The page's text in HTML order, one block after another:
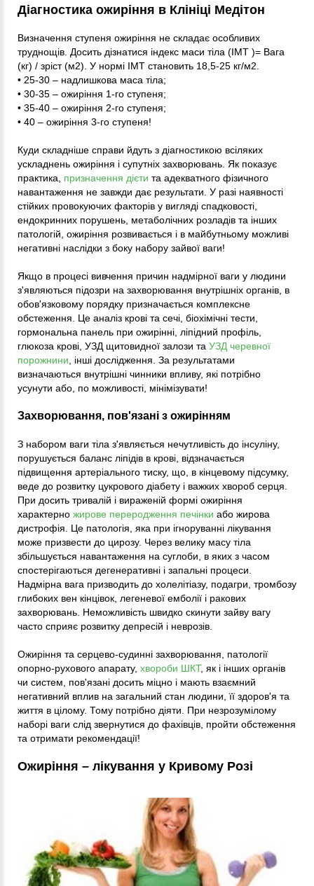
Діагностика ожиріння в Клініці Медітон
Визначення ступеня ожиріння не складає особливих
труднощів. Досить дізнатися індекс маси тіла (ІМТ )= Вага
(кг) / зріст (м2). У нормі ІМТ становить 18,5-25 кг/м2.
• 25-30 – надлишкова маса тіла;
• 30-35 – ожиріння 1-го ступеня;
• 35-40 – ожиріння 2-го ступеня;
• 40 – ожиріння 3-го ступеня!
Куди складніше справи йдуть з діагностикою всіляких
ускладнень ожиріння і супутніх захворювань. Як показує
практика, призначення дієти та адекватного фізичного
навантаження не завжди дає результати. У разі наявності
стійких провокуючих факторів у вигляді спадковості,
ендокринних порушень, метаболічних розладів та інших
патологій, ожиріння розвивається і в майбутньому можливі
негативні наслідки з боку набору зайвої ваги!
Якщо в процесі вивчення причин надмірної ваги у людини
з'являються підозри на захворювання внутрішніх органів, в
обов'язковому порядку призначається комплексне
обстеження. Це аналіз крові та сечі, біохімічні тести,
гормональна панель при ожирінні, ліпідний профіль,
глюкоза крові, УЗД щитовидної залози та УЗД черевної
порожнини , інші дослідження. За результатами
визначаються внутрішні чинники впливу, які потрібно
усунути або, по можливості, мінімізувати!
Захворювання, пов'язані з ожирінням
З набором ваги тіла з'являється нечутливість до інсуліну,
порушується баланс ліпідів в крові, відзначається
підвищення артеріального тиску, що, в кінцевому підсумку,
веде до розвитку цукрового діабету і важких хвороб серця.
При досить тривалій і вираженій формі ожиріння
характерно жирове переродження печінки або жирова
дистрофія. Це патологія, яка при ігноруванні лікування
може призвести до цирозу. Через велику масу тіла
збільшується навантаження на суглоби, в яких з часом
спостерігаються дегенеративні і запальні процеси.
Надмірна вага призводить до холелітіазу, подагри, тромбозу
глибоких вен кінцівок, легеневої емболії і ракових
захворювань. Неможливість швидко скинути зайву вагу
часто сприяє розвитку депресій і неврозів.
Ожиріння та серцево-судинні захворювання, патології
опорно-рухового апарату, хвороби ШКТ, як і інших органів
чи систем, пов'язані досить міцно і мають взаємний
негативний вплив на загальний стан людини, її здоров'я та
життя в цілому. Тому потрібно діяти. При незрозумілому
наборі ваги слід звернутися до фахівців, пройти обстеження
та отримати рекомендації!
Ожиріння – лікування у Кривому Розі